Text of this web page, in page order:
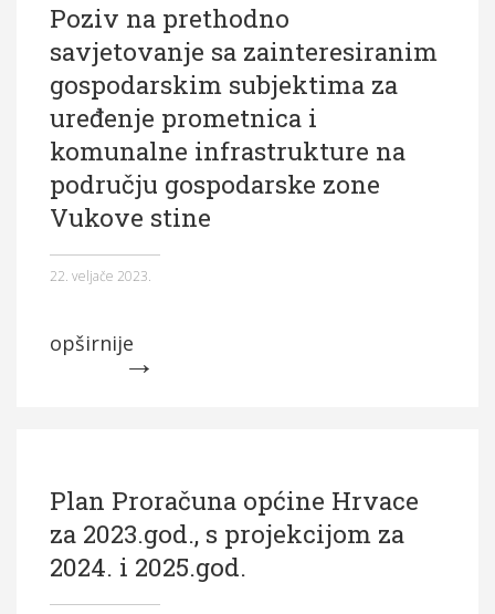
Poziv na prethodno
savjetovanje sa zainteresiranim
gospodarskim subjektima za
uređenje prometnica i
komunalne infrastrukture na
području gospodarske zone
Vukove stine
22. veljače 2023.
opširnije
Plan Proračuna općine Hrvace
za 2023.god., s projekcijom za
2024. i 2025.god.